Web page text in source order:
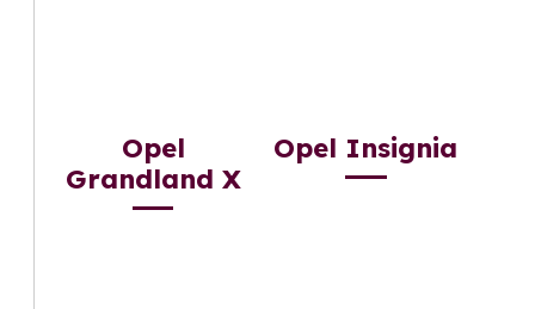
Opel
Grandland X
Opel Insignia